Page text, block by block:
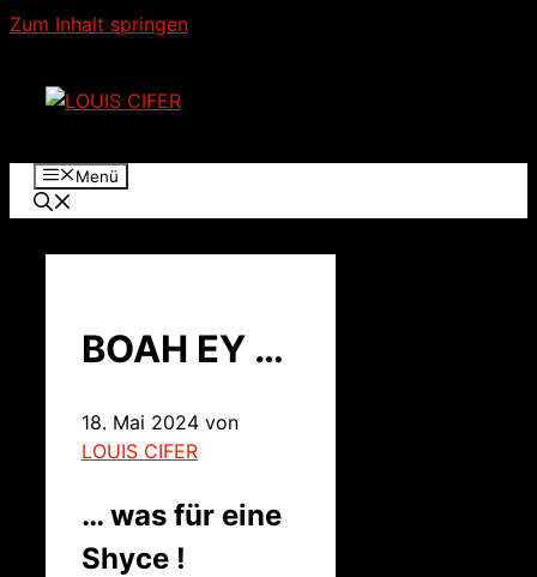
Zum Inhalt springen
Menü
BOAH EY …
18. Mai 2024 von
LOUIS CIFER
… was für eine
Shyce !